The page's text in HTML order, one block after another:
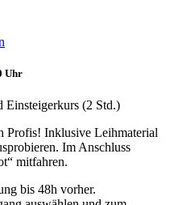
Uhr
Einsteigerkurs (2 Std.)
Profis! Inklusive Leihmaterial
Im Anschluss
mitfahren.
bis 48h vorher.